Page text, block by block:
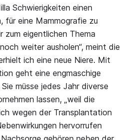
Schwierigkeiten einen
für eine Mammografie zu
zum eigentlichen Thema
weiter ausholen“, meint die
ich eine neue Niere. Mit
geht eine engmaschige
müsse jedes Jahr diverse
lassen, „weil die
wegen der Transplantation
hervorrufen